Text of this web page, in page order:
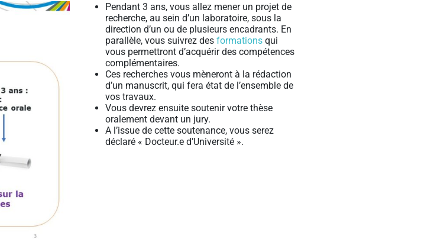
Pendant 3 ans, vous allez mener un projet de
recherche, au sein d’un laboratoire, sous la
direction d’un ou de plusieurs encadrants. En
parallèle, vous suivrez des formationsqui
vous permettront d’acquérir des compétences
complémentaires.
Ces recherches vous mèneront à la rédaction
d’un manuscrit, qui fera état de l’ensemble de
vos travaux.
Vous devrez ensuite soutenir votre thèse
oralement devant un jury.
A l’issue de cette soutenance, vous serez
déclaré « Docteur.e d’Université ».